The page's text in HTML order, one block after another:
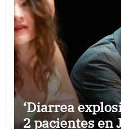
‘Diarrea
2 pacientes en